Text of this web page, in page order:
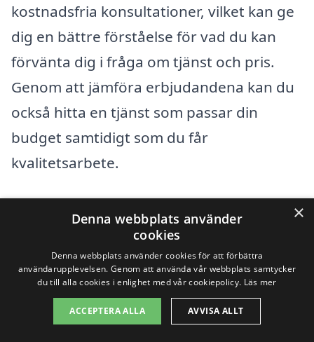
kostnadsfria konsultationer, vilket kan ge
dig en bättre förståelse för vad du kan
förvänta dig i fråga om tjänst och pris.
Genom att jämföra erbjudandena kan du
också hitta en tjänst som passar din
budget samtidigt som du får
kvalitetsarbete.
dödsbostädning i Orsa, är det viktigt att
ta hänsyn till ovanstående faktorer för att
få en rättvis prisbedömning. Med rätt
information och jämförelser kan du enkelt
×
Denna webbplats använder
cookies
Denna webbplats använder cookies för att förbättra
användarupplevelsen. Genom att använda vår webbplats samtycker
du till alla cookies i enlighet med vår cookiepolicy. Läs mer
ACCEPTERA ALLA AVVISA ALLT